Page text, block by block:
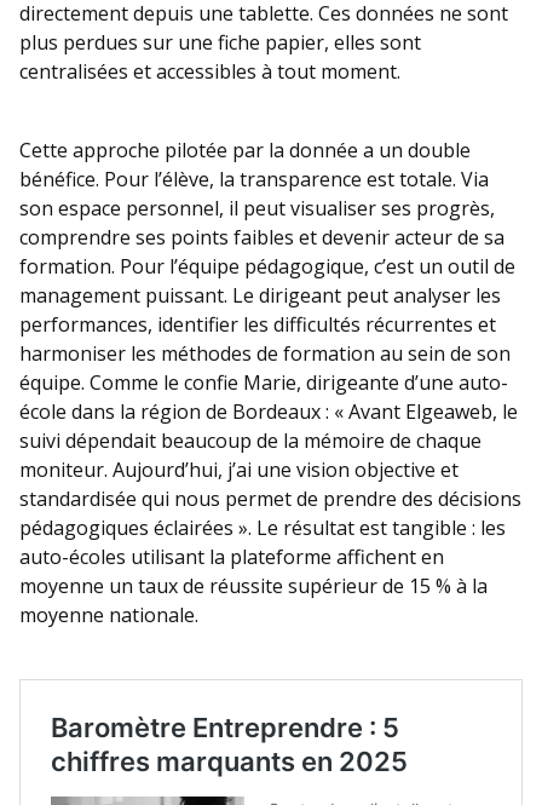
directement depuis une tablette. Ces données ne sont
plus perdues sur une fiche papier, elles sont
centralisées et accessibles à tout moment.
Cette approche pilotée par la donnée a un double
bénéfice. Pour l’élève, la transparence est totale. Via
son espace personnel, il peut visualiser ses progrès,
comprendre ses points faibles et devenir acteur de sa
formation. Pour l’équipe pédagogique, c’est un outil de
management puissant. Le dirigeant peut analyser les
performances, identifier les difficultés récurrentes et
harmoniser les méthodes de formation au sein de son
équipe. Comme le confie Marie, dirigeante d’une auto-
école dans la région de Bordeaux : « Avant Elgeaweb, le
suivi dépendait beaucoup de la mémoire de chaque
moniteur. Aujourd’hui, j’ai une vision objective et
standardisée qui nous permet de prendre des décisions
pédagogiques éclairées ». Le résultat est tangible : les
auto-écoles utilisant la plateforme affichent en
moyenne un taux de réussite supérieur de 15 % à la
moyenne nationale.